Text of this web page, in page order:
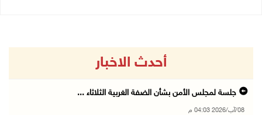
أحدث الاخبار
جلسة لمجلس الأمن بشأن الضفة الغربية الثلاثاء ...
08/آب/2026 04:03 م